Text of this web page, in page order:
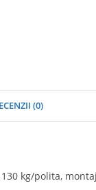
(0)
130 kg/polita,